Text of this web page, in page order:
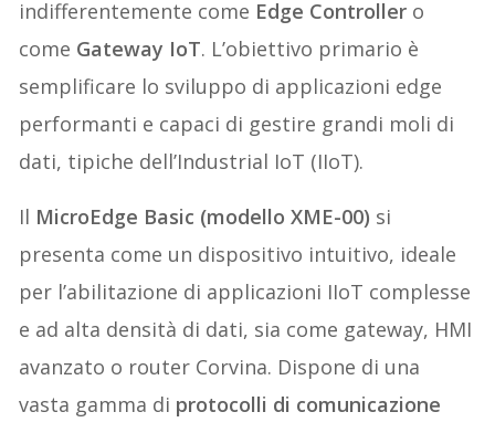
indifferentemente come Edge Controller o
come Gateway IoT. L’obiettivo primario è
semplificare lo sviluppo di applicazioni edge
performanti e capaci di gestire grandi moli di
dati, tipiche dell’Industrial IoT (IIoT).
Il MicroEdge Basic (modello XME-00) si
presenta come un dispositivo intuitivo, ideale
per l’abilitazione di applicazioni IIoT complesse
e ad alta densità di dati, sia come gateway, HMI
avanzato o router Corvina. Dispone di una
vasta gamma di protocolli di comunicazione